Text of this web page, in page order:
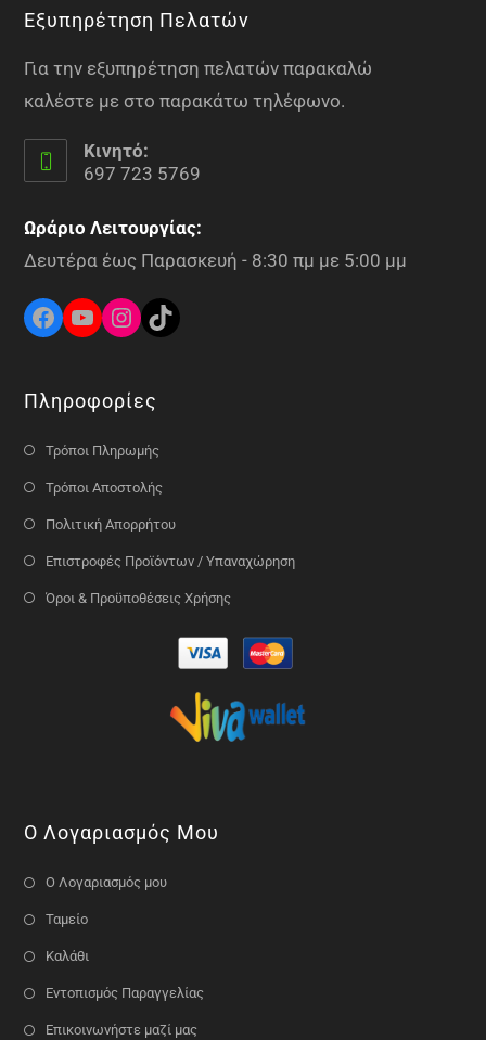
Εξυπηρέτηση Πελατών
Για την εξυπηρέτηση πελατών παρακαλώ
καλέστε με στο παρακάτω τηλέφωνο.
Κινητό:
697 723 5769
Ωράριο Λειτουργίας:
Δευτέρα έως Παρασκευή - 8:30 πμ με 5:00 μμ
Πληροφορίες
Τρόποι Πληρωμής
Τρόποι Αποστολής
Πολιτική Απορρήτου
Επιστροφές Προϊόντων / Υπαναχώρηση
Όροι & Προϋποθέσεις Χρήσης
Ο Λογαριασμός Μου
Ο Λογαριασμός μου
Ταμείο
Καλάθι
Εντοπισμός Παραγγελίας
Επικοινωνήστε μαζί μας